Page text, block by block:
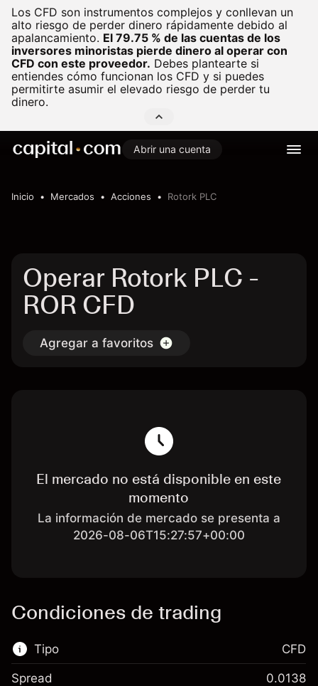
Los CFD son instrumentos complejos y conllevan un
alto riesgo de perder dinero rápidamente debido al
apalancamiento. El 79.75 % de las cuentas de los
inversores minoristas pierde dinero al operar con
CFD con este proveedor. Debes plantearte si
entiendes cómo funcionan los CFD y si puedes
permitirte asumir el elevado riesgo de perder tu
dinero.
Abrir una cuenta
Inicio Mercados Acciones Rotork PLC
Operar Rotork PLC -
ROR CFD
Agregar a favoritos
El mercado no está disponible en este
momento
La información de mercado se presenta a
2026-08-06T15:27:57+00:00
Condiciones de trading
Tipo CFD
Spread 0.0138